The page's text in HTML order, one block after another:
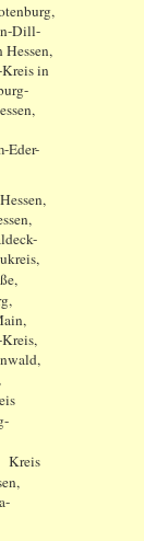
Dill-
in
Eder-
Kreis,